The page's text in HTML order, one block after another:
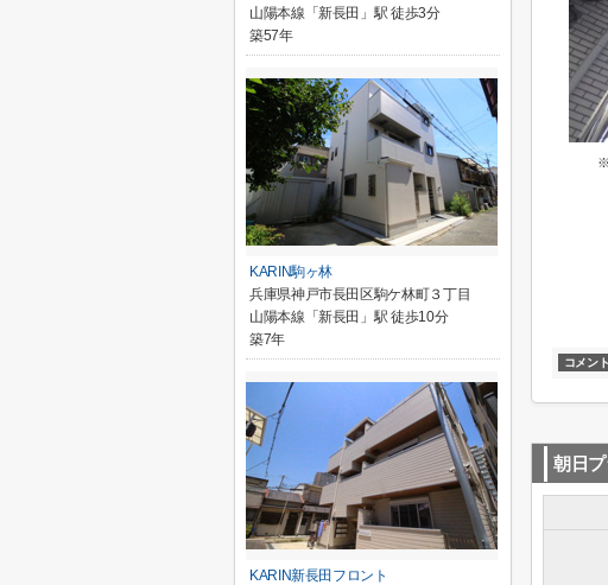
※
コメント
朝日
山陽本線「新長田」駅 徒歩3分
築57年
KARIN駒ヶ林
兵庫県神戸市長田区駒ケ林町３丁目
山陽本線「新長田」駅 徒歩10分
築7年
KARIN新長田フロント